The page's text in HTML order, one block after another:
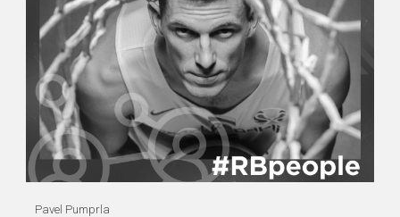
Pavel Pumprla